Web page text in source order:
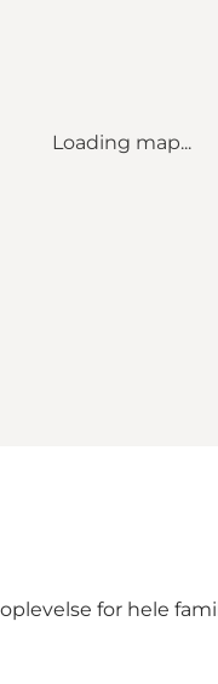
Loading map...
for hele